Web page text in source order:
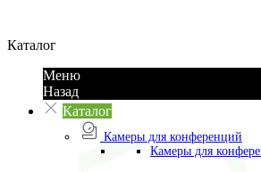
Каталог
Меню
Назад
Каталог
Камеры для конференций
Камеры для